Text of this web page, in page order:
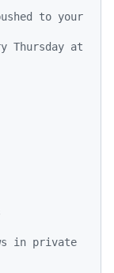
to your
Thursday at
in private